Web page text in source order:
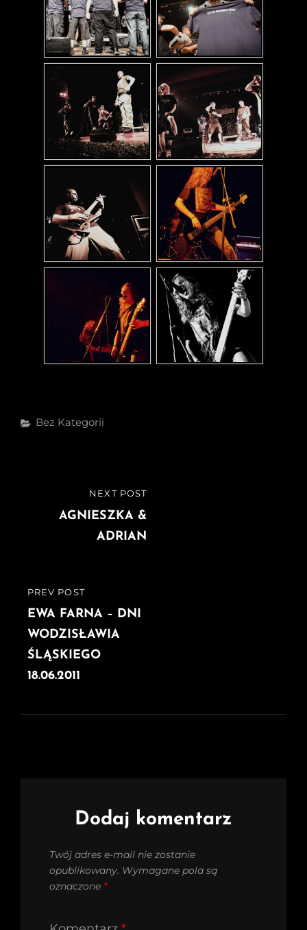
Categories
Bez Kategorii
Nawigacja
wpisu
PREVIOUS
POST
PREV POST
EWA FARNA – DNI
WODZISŁAWIA
ŚLĄSKIEGO
18.06.2011
POST
NEXT POST
AGNIESZKA &
ADRIAN
Dodaj komentarz
Twój adres e-mail nie zostanie
opublikowany. Wymagane pola są
oznaczone *